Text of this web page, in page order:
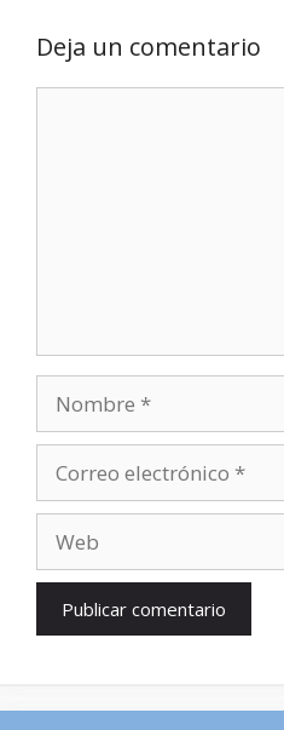
Deja un comentario
electrónico